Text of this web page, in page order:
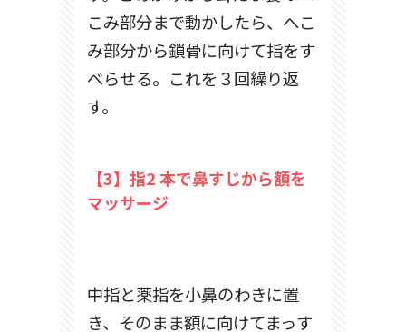
こみ部分まで動かしたら、へこ
み部分から鎖骨に向けて指をす
べらせる。これを３回繰り返
す。
【3】指2 本で鼻すじから額を
マッサージ
中指と薬指を小鼻のわきに置
き、そのまま額に向けてまっす